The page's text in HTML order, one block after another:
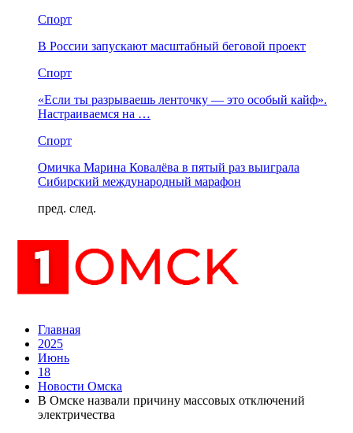
Спорт
В России запускают масштабный беговой проект
Спорт
«Если ты разрываешь ленточку — это особый кайф».
Настраиваемся на …
Спорт
Омичка Марина Ковалёва в пятый раз выиграла
Сибирский международный марафон
пред. след.
Главная
2025
Июнь
18
Новости Омска
В Омске назвали причину массовых отключений
электричества